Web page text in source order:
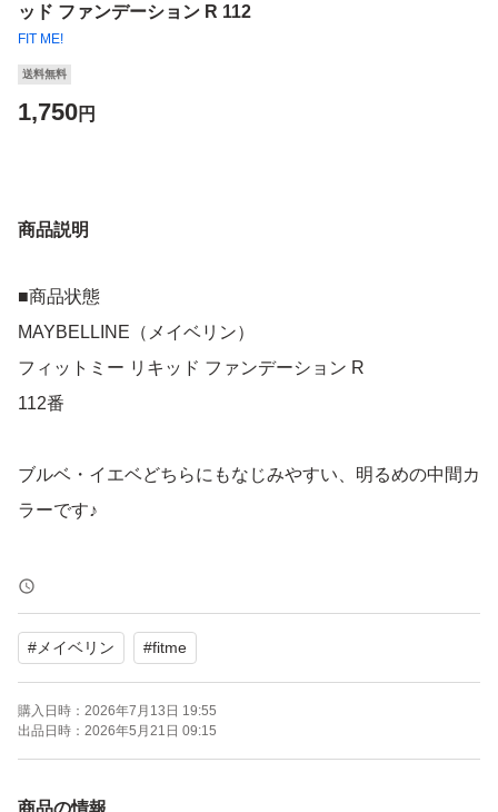
ッド ファンデーション R 112
FIT ME!
送料無料
1,750円
商品説明
■商品状態
MAYBELLINE（メイベリン）
フィットミー リキッド ファンデーション R
112番
ブルベ・イエベどちらにもなじみやすい、明るめの中間カ
ラーです♪
【商品特徴】
・全13色展開で、自分にぴったりの色が見つかる人気シ
リーズ
・普通肌〜混合肌・オイリー肌の方におすすめ
・うるおい感を残しつつ、余分な皮脂を吸収
・テカりにくく、崩れにくい◎
・軽い付け心地なのにしっかり密着
#メイベリン #fitme
購入日時： 2026年7月13日 19:55
出品日時： 2026年5月21日 09:15